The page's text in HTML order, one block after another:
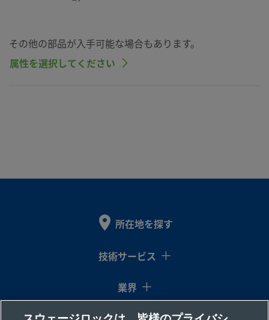
その他の部品が入手可能な場合もあります。
属性を選択してください
所在地を探す
技術サービス
業界